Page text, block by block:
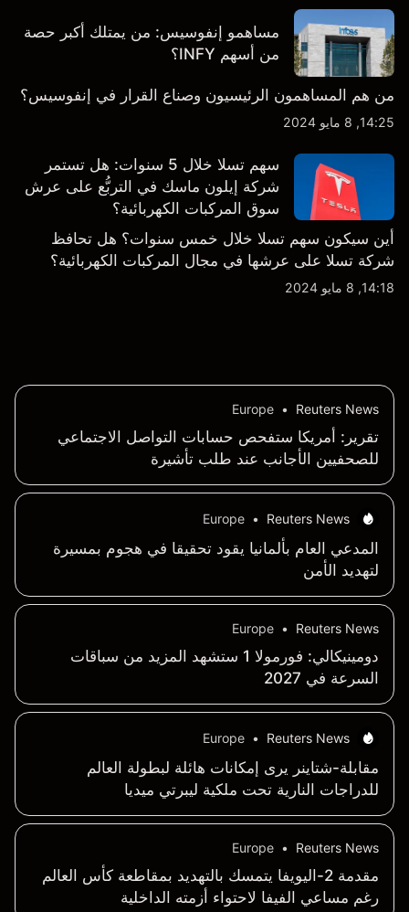
مساهمو إنفوسيس: من يمتلك أكبر حصة
من أسهم INFY؟
من هم المساهمون الرئيسيون وصناع القرار في إنفوسيس؟
14:25, 8 مايو 2024
سهم تسلا خلال 5 سنوات: هل تستمر
شركة إيلون ماسك في التربُّع على عرش
سوق المركبات الكهربائية؟
أين سيكون سهم تسلا خلال خمس سنوات؟ هل تحافظ
شركة تسلا على عرشها في مجال المركبات الكهربائية؟
14:18, 8 مايو 2024
Reuters News
•
Europe
تقرير: أمريكا ستفحص حسابات التواصل الاجتماعي
للصحفيين الأجانب عند طلب تأشيرة
Reuters News
•
Europe
المدعي العام بألمانيا يقود تحقيقا في هجوم بمسيرة
لتهديد الأمن
Reuters News
•
Europe
دومينيكالي: فورمولا 1 ستشهد المزيد من سباقات
السرعة في 2027
Reuters News
•
Europe
مقابلة-شتاينر يرى إمكانات هائلة لبطولة العالم
للدراجات النارية تحت ملكية ليبرتي ميديا
Reuters News
•
Europe
مقدمة 2-اليويفا يتمسك بالتهديد بمقاطعة كأس العالم
رغم مساعي الفيفا لاحتواء أزمته الداخلية